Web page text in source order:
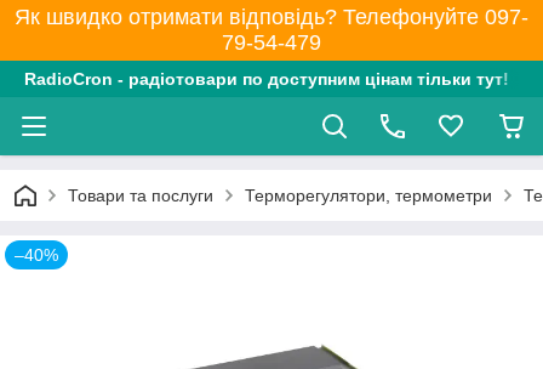
Як швидко отримати відповідь? Телефонуйте 097-
79-54-479
RadioCron - радіотовари по доступним цінам тільки тут!
Товари та послуги Терморегулятори, термометри
–40%